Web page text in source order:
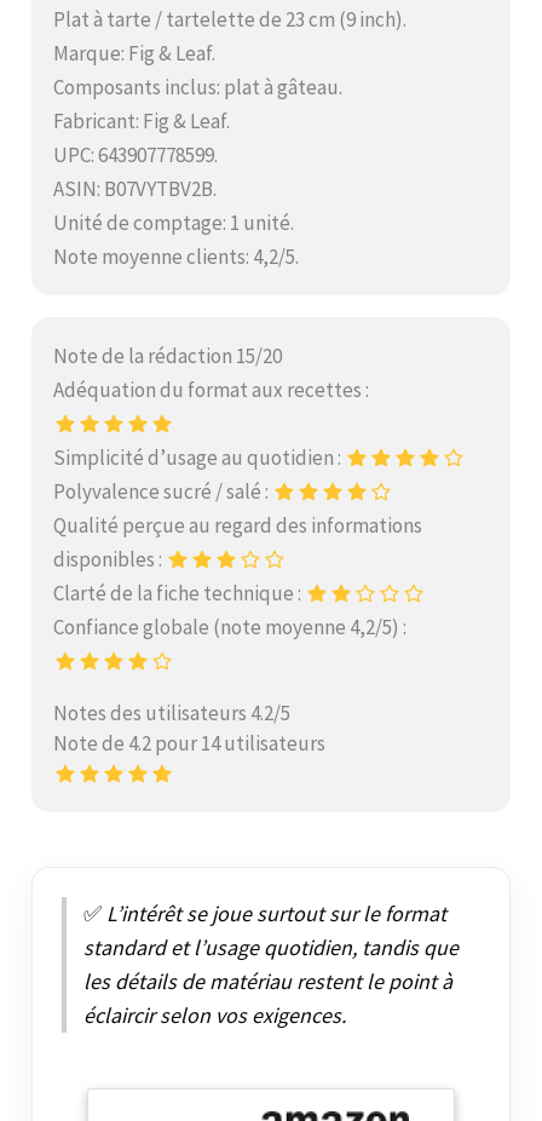
Plat à tarte / tartelette de 23 cm (9 inch).
Marque: Fig & Leaf.
Composants inclus: plat à gâteau.
Fabricant: Fig & Leaf.
UPC: 643907778599.
ASIN: B07VYTBV2B.
Unité de comptage: 1 unité.
Note moyenne clients: 4,2/5.
Note de la rédaction 15/20
Adéquation du format aux recettes :
Simplicité d’usage au quotidien :
Polyvalence sucré / salé :
Qualité perçue au regard des informations
disponibles :
Clarté de la fiche technique :
Confiance globale (note moyenne 4,2/5) :
Notes des utilisateurs 4.2/5
Note de 4.2 pour 14 utilisateurs
✅ L’intérêt se joue surtout sur le format
standard et l’usage quotidien, tandis que
les détails de matériau restent le point à
éclaircir selon vos exigences.